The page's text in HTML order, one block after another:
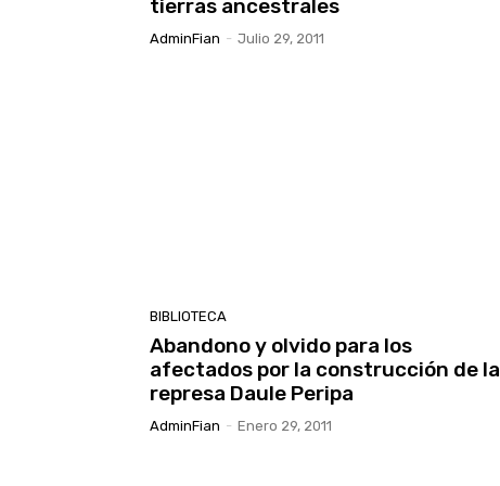
tierras ancestrales
AdminFian - Julio 29, 2011
BIBLIOTECA
Abandono y olvido para los
afectados por la construcción de la
represa Daule Peripa
AdminFian - Enero 29, 2011